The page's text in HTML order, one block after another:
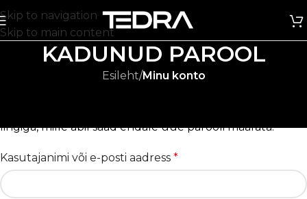
Skip to navigation
Skip to main content
KADUNUD PAROOL
Esileht/Minu konto
lingiga, mille abil saad endale uue parooli määrata.
Kasutajanimi või e-posti aadress *